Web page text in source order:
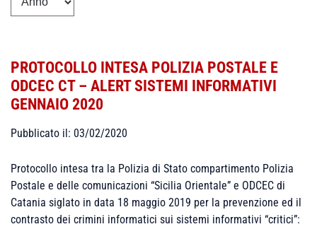
PROTOCOLLO INTESA POLIZIA POSTALE E
ODCEC CT – ALERT SISTEMI INFORMATIVI
GENNAIO 2020
Pubblicato il: 03/02/2020
Protocollo intesa tra la Polizia di Stato compartimento Polizia
Postale e delle comunicazioni “Sicilia Orientale” e ODCEC di
Catania siglato in data 18 maggio 2019 per la prevenzione ed il
contrasto dei crimini informatici sui sistemi informativi “critici”: